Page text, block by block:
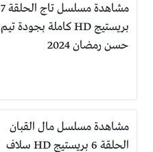
مشاهدة مسلسل تاج الحلقة 7
بريستيج HD كاملة بجودة تيم
حسن رمضان 2024
مشاهدة مسلسل مال القبان
الحلقة 6 بريستيج HD سلاف